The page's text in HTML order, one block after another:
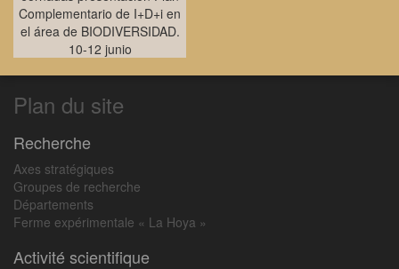
Complementario de I+D+i en
el área de BIODIVERSIDAD.
10-12 junio
Plan du site
Recherche
Axes stratégiques
Groupes de recherche
Départements
Ferme expérimentale « La Hoya »
Activité scientifique